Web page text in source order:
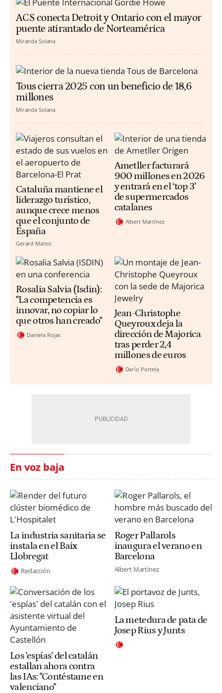
ACS conecta Detroit y Ontario con el mayor
puente atirantado de Norteamérica
Miranda Solana
Tous cierra 2025 con un beneficio de 18,6
millones
Miranda Solana
Cataluña mantiene el
liderazgo turístico,
aunque crece menos
que el conjunto de
España
Gerard Mateo
Ametller facturará
900 millones en 2026
y entrará en el ‘top 3’
de supermercados
catalanes
Albert Martínez
Rosalia Salvia (Isdin):
"La competencia es
innovar, no copiar lo
que otros han creado"
Daniela Rojas
Jean-Christophe
Queyroux deja la
dirección de Majorica
tras perder 2,4
millones de euros
Darío Portela
En voz baja
La industria sanitaria se
instala en el Baix
Llobregat
Redacción
Roger Pallarols
inaugura el verano en
Barcelona
Albert Martínez
Los 'espías' del catalán
estallan ahora contra
las IAs: "Contéstame en
valenciano"
La metedura de pata de
Josep Rius y Junts